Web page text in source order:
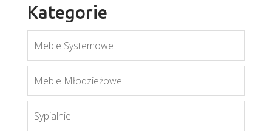
Twin TW10
Więcej
Kategorie
Meble Systemowe
Meble Młodzieżowe
Sypialnie